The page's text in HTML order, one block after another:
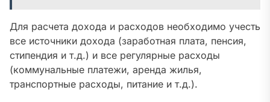
Для расчета дохода и расходов необходимо учесть
все источники дохода (заработная плата, пенсия,
стипендия и т.д.) и все регулярные расходы
(коммунальные платежи, аренда жилья,
транспортные расходы, питание и т.д.).